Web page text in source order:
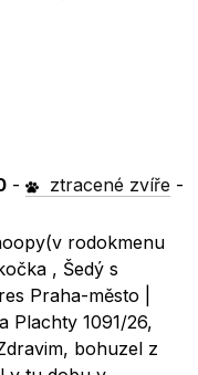
- ztracené zvíře -
rodokmenu
, Šedý s
Praha-město |
Plachty 1091/26,
bohuzel z